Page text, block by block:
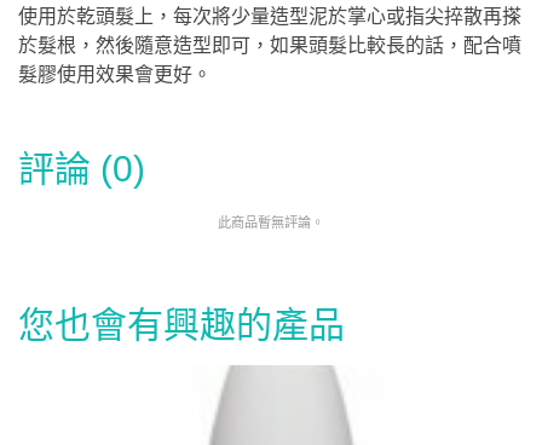
使用於乾頭髮上，每次將少量造型泥於掌心或指尖捽散再搽
於髮根，然後隨意造型即可，如果頭髮比較長的話，配合噴
髮膠使用效果會更好。
評論 (0)
此商品暫無評論。
您也會有興趣的產品